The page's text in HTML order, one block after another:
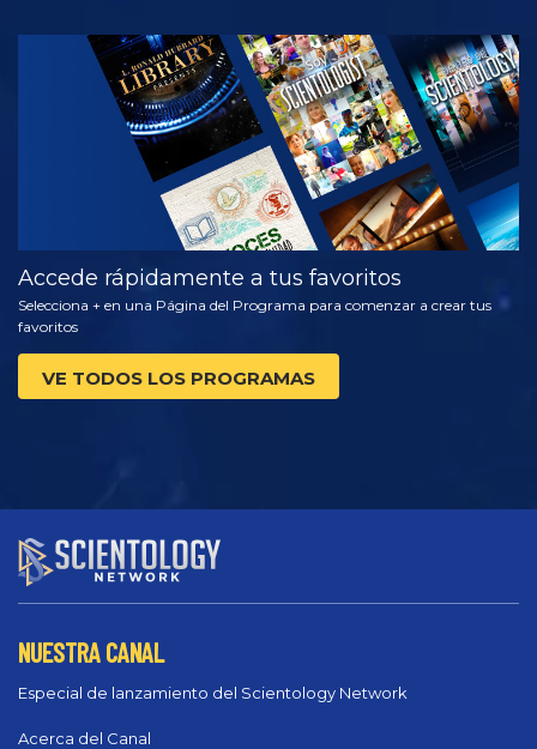
VE
EXPLORA LAS
SERIES
Accede rápidamente a tus favoritos
Selecciona + en una Página del Programa para comenzar a crear tus
favoritos
VE TODOS LOS PROGRAMAS
NUESTRA CANAL
Especial de lanzamiento del Scientology Network
Acerca del Canal